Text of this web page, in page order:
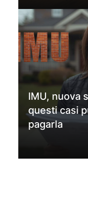
IMU, nuova
questi casi
pagarla